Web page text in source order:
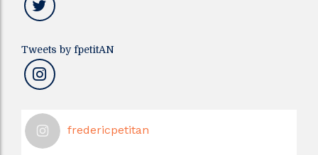
Tweets by fpetitAN
fredericpetitan